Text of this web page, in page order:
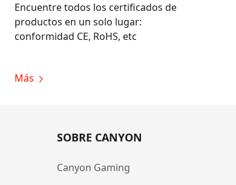
Encuentre todos los certificados de
productos en un solo lugar:
conformidad CE, RoHS, etc
Más
SOBRE CANYON
Canyon Gaming